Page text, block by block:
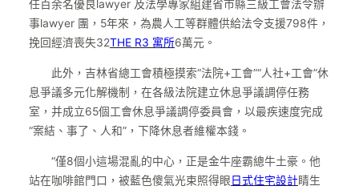
任百余名優良lawyer 及法學專家組建省市縣三級工會法令辦
事lawyer 團，5年來，為農人工等群體供給法令支援798件，
挽回經濟喪失32THE R3 寓所6萬元。
此外，吉林省總工會積極摸索“法院+工會”“人社+工會”休
息爭議多元化解機制，在各級法院建立休息爭議調停任務
室，并成立65個工會休息爭議調停委員會，以最疾速度完成
“案結、事了、人和”，下降休息者維權本錢。
“僅8個小這場混亂的中心，正是金牛座霸總牛土豪。他
站在咖啡館門口，被藍色傻氣光束照得眼 日式住宅設計睛生